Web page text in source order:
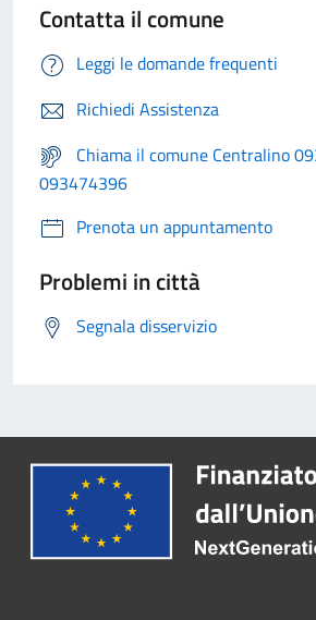
Contatta il comune
Leggi le domande frequenti
Richiedi Assistenza
Chiama il comune Centralino
093474396
Prenota un appuntamento
Problemi in città
Segnala disservizio